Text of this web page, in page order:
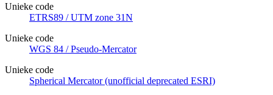
Unieke code
ETRS89 / UTM zone 31N
Unieke code
WGS 84 / Pseudo-Mercator
Unieke code
Spherical Mercator (unofficial deprecated ESRI)